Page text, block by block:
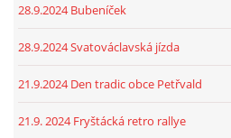
28.9.2024 Bubeníček
28.9.2024 Svatováclavská jízda
21.9.2024 Den tradic obce Petřvald
21.9. 2024 Fryštácká retro rallye